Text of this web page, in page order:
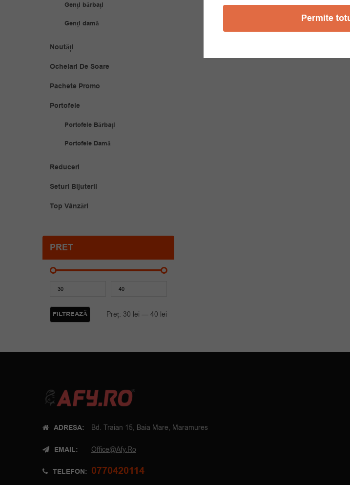
Genți bărbați
Genți damă
Noutăți
Ochelari De Soare
Pachete Promo
Portofele
Portofele Bărbați
Portofele Damă
Reduceri
Seturi Bijuterii
Top Vânzări
PRET
FILTREAZĂ Preț: 30 lei — 40 lei
ADRESA: Bd. Traian 15, Baia Mare, Maramures
EMAIL: Office@afy.ro
TELEFON: 0770420114
Permite